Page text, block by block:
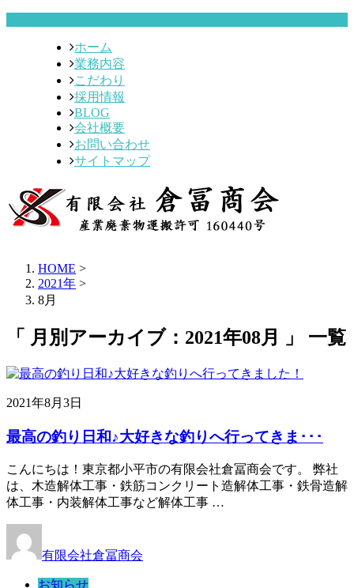
ホーム
業務内容
こだわり
採用情報
BLOG
会社概要
お問い合わせ
サイトマップ
HOME >
2021年 >
8月
「 月別アーカイブ：2021年08月 」 一覧
2021年8月3日
最高の釣り日和♪大好きな釣りへ行ってきま･･･
こんにちは！東京都小平市の有限会社倉冨商会です。 弊社
は、木造解体工事・鉄筋コンクリート造解体工事・鉄骨造解
体工事・内装解体工事など解体工事 …
有限会社倉冨商会
お知らせ